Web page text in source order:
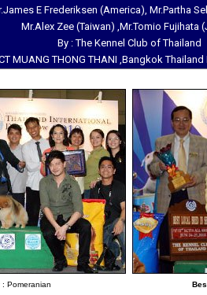
E Frederiksen (America), Mr.Partha
Mr.Alex Zee (Taiwan) ,Mr.Tomio Fujihata
By : The Kennel Club of Thailand
MUANG THONG THANI ,Bangkok
: Pomeranian